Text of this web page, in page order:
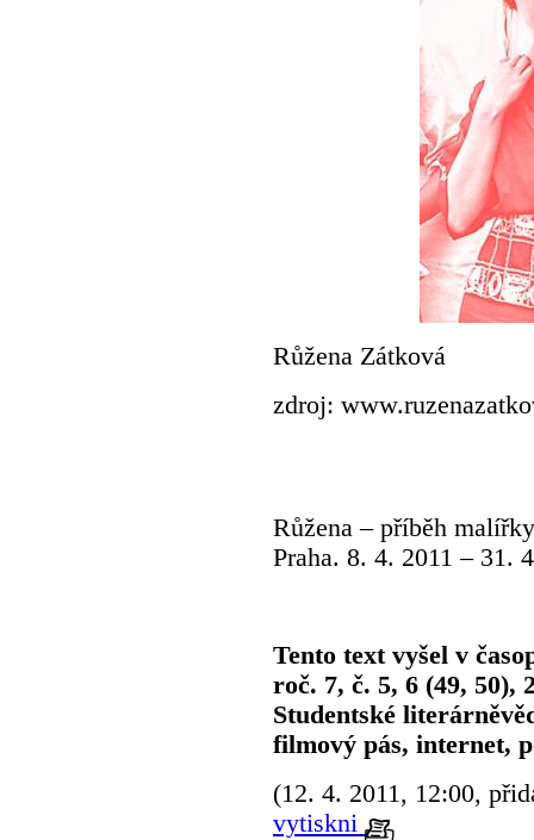
Růžena Zátková
zdroj:
Růžena – příběh
Praha. 8. 4. 2011 – 31.
Tento text vyšel v
roč. 7, č. 5, 6 (49, 50),
Studentské
filmový pás, internet,
(12. 4. 2011, 12:00,
vytiskni